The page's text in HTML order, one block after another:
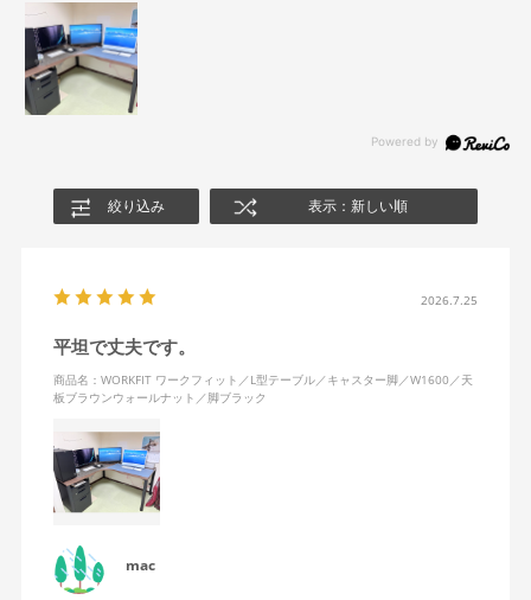
絞り込み 表示：新しい順
2026.7.25
平坦で丈夫です。
商品名：WORKFIT ワークフィット／L型テーブル／キャスター脚／W1600／天
板ブラウンウォールナット／脚ブラック
mac